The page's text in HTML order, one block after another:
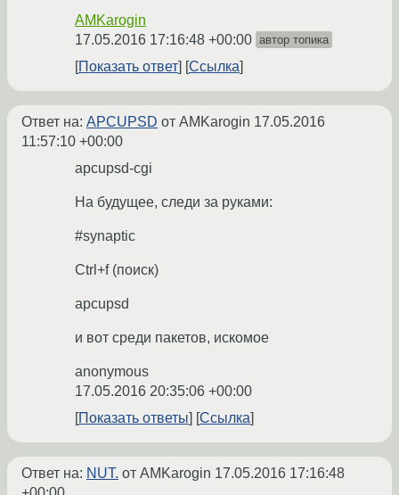
AMKarogin
17.05.2016 17:16:48 +00:00 автор топика
Показать ответ Ссылка
Ответ на: APCUPSD от AMKarogin 17.05.2016
11:57:10 +00:00
apcupsd-cgi
На будущее, следи за руками:
#synaptic
Ctrl+f (поиск)
apcupsd
и вот среди пакетов, искомое
anonymous
17.05.2016 20:35:06 +00:00
Показать ответы
Ссылка
Ответ на: NUT. от AMKarogin 17.05.2016 17:16:48